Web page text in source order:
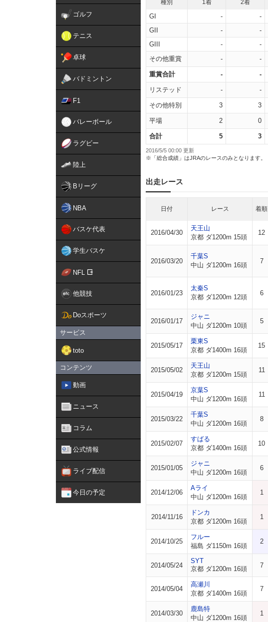
ゴルフ
テニス
卓球
バドミントン
F1
バレーボール
ラグビー
陸上
Bリーグ
NBA
バスケ代表
学生バスケ
NFL
他競技
Doスポーツ
サービス
toto
コンテンツ
動画
ニュース
コラム
公式情報
ライブ配信
今日の予定
種別 1着 2着
GI - -
GII
- -
GIII
- -
その他重賞
- -
重賞合計 - -
リステッド - -
その他特別 3 3
平場 2 0
合計 5 3
2016/5/5 00:00 更新
※「総合成績」はJRAのレースのみとなります。
出走レース
日付 レース 着順
2016/04/30
天王山
京都 ダ1200m 15頭
12
2016/03/20
千葉S
中山 ダ1200m 16頭
7
2016/01/23
太秦S
京都 ダ1200m 12頭
6
2016/01/17
ジャニ
中山 ダ1200m 10頭
5
2015/05/17
栗東S
京都 ダ1400m 16頭
15
2015/05/02
天王山
京都 ダ1200m 15頭
11
2015/04/19
京葉S
中山 ダ1200m 16頭
11
2015/03/22
千葉S
中山 ダ1200m 16頭
8
2015/02/07
すばる
京都 ダ1400m 16頭
10
2015/01/05
ジャニ
中山 ダ1200m 16頭
6
2014/12/06
Aライ
中山 ダ1200m 16頭
1
2014/11/16
ドンカ
京都 ダ1200m 16頭
1
2014/10/25
フルー
福島 ダ1150m 16頭
2
2014/05/24
SYT
京都 ダ1200m 16頭
7
2014/05/04
高瀬川
京都 ダ1400m 16頭
7
2014/03/30
鹿島特
中山 ダ1200m 16頭
1